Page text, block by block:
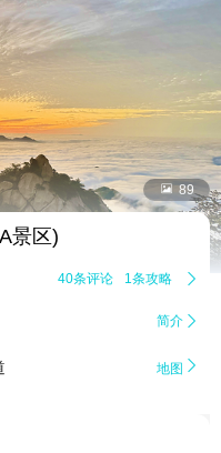
 89
景区)
40条评论 1条攻略 
简介 
地图 